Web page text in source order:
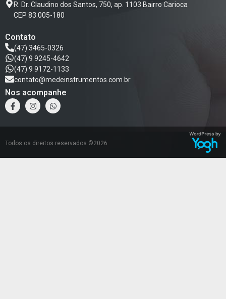
R. Dr. Claudino dos Santos, 750, ap. 1103 Bairro Carioca
CEP 83.005-180
Contato
(47) 3465-0326
(47) 9 9245-4642
(47) 9 9172-1133
contato@medeinstrumentos.com.br
Nos acompanhe
Todos os direitos reservados ©2026